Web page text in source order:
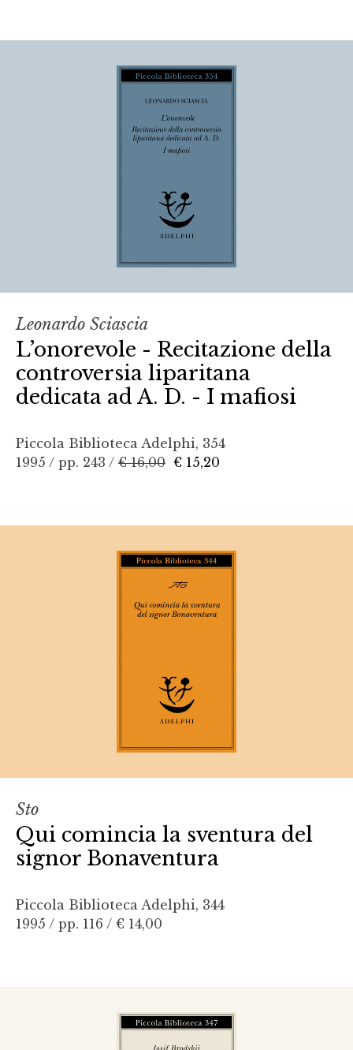
Leonardo Sciascia
L’onorevole - Recitazione della
controversia liparitana
dedicata ad A. D. - I mafiosi
Piccola Biblioteca Adelphi, 354
1995 / pp. 243 / € 16,00 € 15,20
Sto
Qui comincia la sventura del
signor Bonaventura
Piccola Biblioteca Adelphi, 344
1995 / pp. 116 / € 14,00